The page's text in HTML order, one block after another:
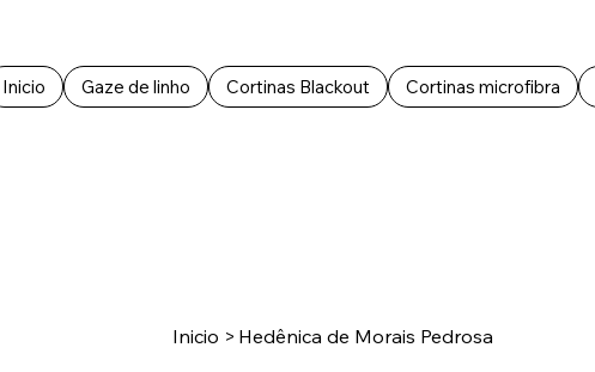
Inicio Gaze de linho Cortinas Blackout Cortinas microfibra
Inicio > Hedênica de Morais Pedrosa